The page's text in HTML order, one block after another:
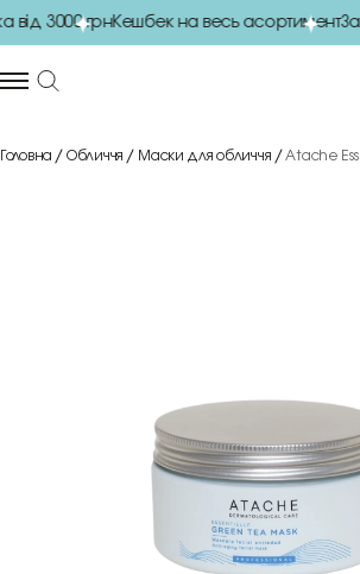
3000 грнКешбек на весь асортимент
Головна Обличчя Маски для обличчя Atache